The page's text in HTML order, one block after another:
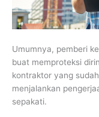
Umumnya, pemberi
buat memproteksi
kontraktor yang
menjalankan
sepakati.